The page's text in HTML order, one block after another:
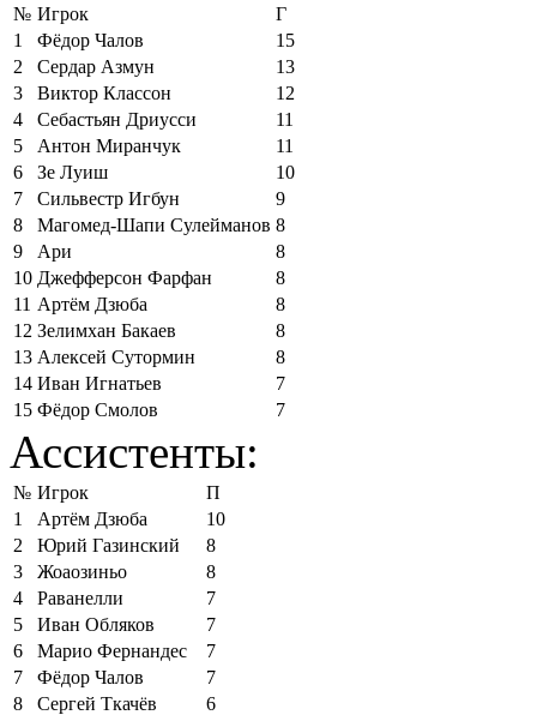
№ Игрок
Г
1
Фёдор Чалов
15
2
Сердар Азмун
13
3
Виктор Классон
12
4
Себастьян Дриусси
11
5
Антон Миранчук
11
6
Зе Луиш
10
7
Сильвестр Игбун
9
8
Магомед-Шапи Сулейманов 8
9
Ари
8
10 Джефферсон Фарфан
8
11 Артём Дзюба
8
12 Зелимхан Бакаев
8
13 Алексей Сутормин
8
14 Иван Игнатьев
7
15 Фёдор Смолов 7
Ассистенты:
№ Игрок
П
1
Артём Дзюба
10
2
Юрий Газинский
8
3
Жоаозиньо
8
4
Раванелли
7
5
Иван Обляков
7
6
Марио Фернандес
7
7
Фёдор Чалов
7
8
Сергей Ткачёв
6